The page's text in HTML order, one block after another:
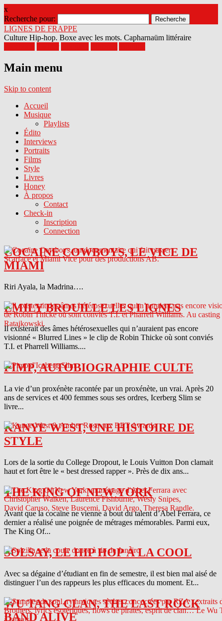
x
Recherche pour:
LIGNES DE FRAPPE
Culture Hip-hop. Boxe avec les mots. Capharnaüm littéraire
Main menu
Skip to content
Accueil
Musique
Playlists
Édito
Interviews
Portraits
Films
Style
Livres
Honey
À propos
Contact
Check-in
Inscription
Connection
COCAINE COWBOYS, LE VICE DE
MIAMI
Riri Ayala, la Madrina….
EMILY BROUILLE LES LIGNES
Il existerait des âmes hétérosexuelles qui n’auraient pas encore
visionné « Blurred Lines » le clip de Robin Thicke où sont conviés
T.I. et Pharrell Williams....
PIMP, AUTOBIOGRAPHIE CULTE
La vie d’un proxénète racontée par un proxénète, un vrai. Après 20
ans de services et 400 femmes sous ses ordres, Icerberg Slim se
livre...
KANYE WEST, UNE HISTOIRE DE
STYLE
Lors de la sortie du College Dropout, le Louis Vuitton Don clamait
haut et fort être le « best dressed rapper ». Près de dix ans...
THE KING OF NEW YORK
Avant que la cocaïne ne vienne à bout du talent d’Abel Ferrara, ce
dernier a réalisé une poignée de métrages mémorables. Parmi eux,
The King Of...
SOLSAY, LE HIP HOP À LA COOL
Avec sa dégaine d’étudiant en fin de semestre, il est bien mal aisé de
distinguer l’un des rappeurs les plus efficaces du moment. Et...
WU TANG CLAN, THE LAST ROCK
BAND ALIVE